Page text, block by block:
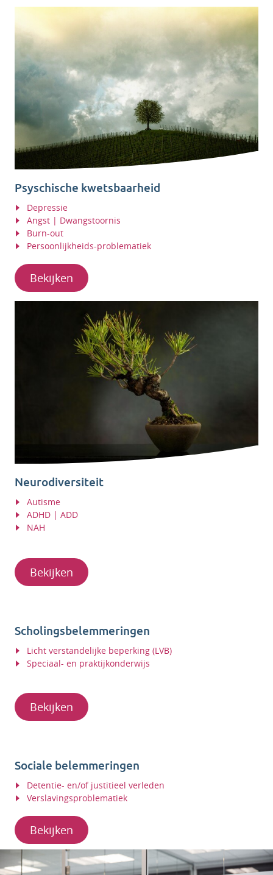
Psyschische kwetsbaarheid
Depressie
Angst | Dwangstoornis
Burn-out
Persoonlijkheids-problematiek
Bekijken
Neurodiversiteit
Autisme
ADHD | ADD
NAH
Bekijken
Scholingsbelemmeringen
Licht verstandelijke beperking (LVB)
Speciaal- en praktijkonderwijs
Bekijken
Sociale belemmeringen
Detentie- en/of justitieel verleden
Verslavingsproblematiek
Bekijken